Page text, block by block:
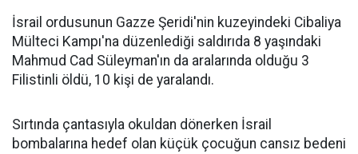
İsrail ordusunun Gazze Şeridi'nin kuzeyindeki Cibaliya
Mülteci Kampı'na düzenlediği saldırıda 8 yaşındaki
Mahmud Cad Süleyman'ın da aralarında olduğu 3
Filistinli öldü, 10 kişi de yaralandı.
Sırtında çantasıyla okuldan dönerken İsrail
bombalarına hedef olan küçük çocuğun cansız bedeni